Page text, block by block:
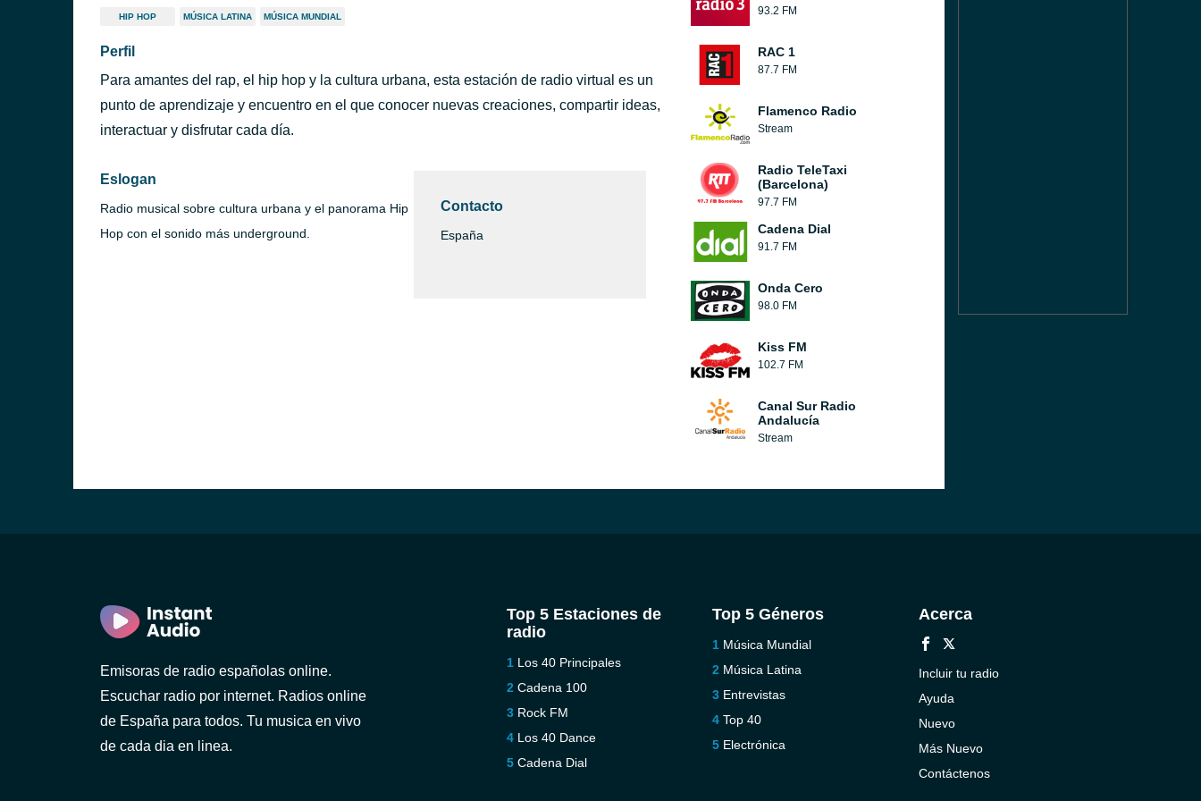
HIP HOP MÚSICA LATINA MÚSICA MUNDIAL
Perfil
Para amantes del rap, el hip hop y la cultura urbana, esta estación de radio virtual es un
punto de aprendizaje y encuentro en el que conocer nuevas creaciones, compartir ideas,
interactuar y disfrutar cada día.
Eslogan
Radio musical sobre cultura urbana y el panorama Hip
Hop con el sonido más underground.
Contacto
España
93.2 FM
RAC 1
87.7 FM
Flamenco Radio
Stream
Radio TeleTaxi
(Barcelona)
97.7 FM
Cadena Dial
91.7 FM
Onda Cero
98.0 FM
Kiss FM
102.7 FM
Canal Sur Radio
Andalucía
Stream
Emisoras de radio españolas online.
Escuchar radio por internet. Radios online
de España para todos. Tu musica en vivo
de cada dia en linea.
Top 5 Estaciones de
radio
Los 40 Principales
Cadena 100
Rock FM
Los 40 Dance
Cadena Dial
Top 5 Géneros
Música Mundial
Música Latina
Entrevistas
Top 40
Electrónica
Acerca
Incluir tu radio
Ayuda
Nuevo
Más Nuevo
Contáctenos